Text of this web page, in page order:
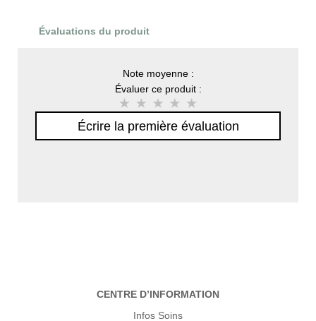
Évaluations du produit
Note moyenne :
Évaluer ce produit :
Écrire la première évaluation
CENTRE D’INFORMATION
Infos Soins